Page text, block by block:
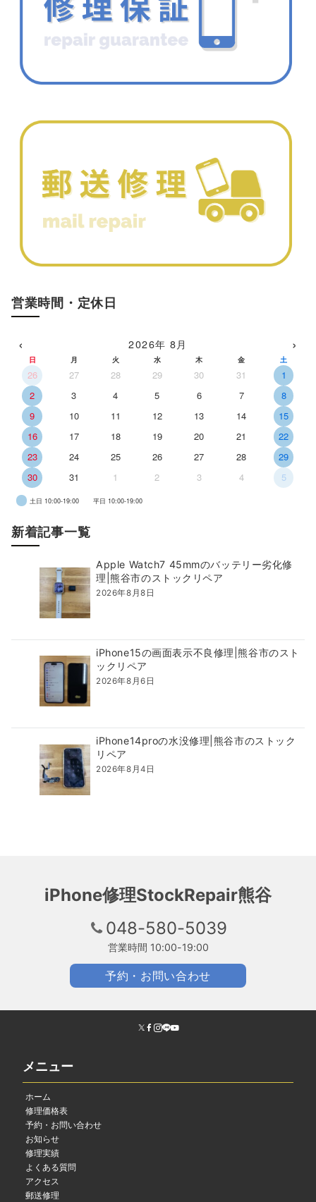
営業時間・定休日
‹ 2026年 8月 ›
日 月 火 水 木 金 土
26 27 28 29 30 31
1
2
3 4 5 6 7
8
9
10 11 12 13 14
15
16
17 18 19 20 21
22
23
24 25 26 27 28
29
30
31 1 2 3 4 5
土日 10:00-19:00 平日 10:00-19:00
新着記事一覧
Apple Watch7 45mmのバッテリー劣化修
理|熊谷市のストックリペア
2026年8月8日
iPhone15の画面表示不良修理|熊谷市のスト
ックリペア
2026年8月6日
iPhone14proの水没修理|熊谷市のストック
リペア
2026年8月4日
iPhone修理StockRepair熊谷
048-580-5039
営業時間 10:00-19:00
予約・お問い合わせ
メニュー
ホーム
修理価格表
予約・お問い合わせ
お知らせ
修理実績
よくある質問
アクセス
郵送修理